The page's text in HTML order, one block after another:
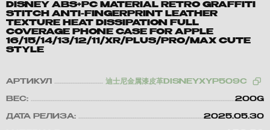
DISNEY ABS+PC MATERIAL RETRO GRAFFITI
STITCH ANTI-FINGERPRINT LEATHER
TEXTURE HEAT DISSIPATION FULL
COVERAGE PHONE CASE FOR APPLE
16/15/14/13/12/11/XR/PLUS/PRO/MAX CUTE
STYLE
АРТИКУЛ 迪士尼金属漆皮革DISNEYXYP509C
ВЕС: 200G
ДАТА РЕЛИЗА: 2025.05.30